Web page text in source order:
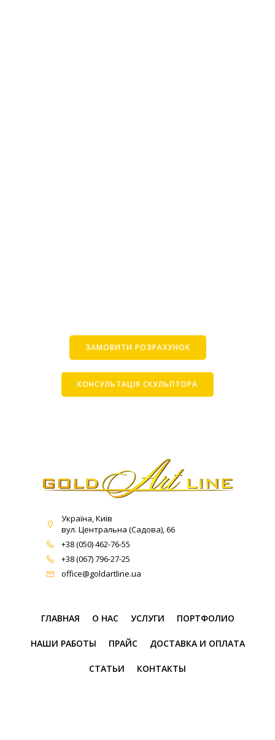
ЗАМОВИТИ РОЗРАХУНОК
КОНСУЛЬТАЦІЯ СКУЛЬПТОРА
Україна, Київ
вул. Центральна (Садова), 66
+38 (050) 462-76-55
+38 (067) 796-27-25
office@goldartline.ua
ГЛАВНАЯ О НАС УСЛУГИ ПОРТФОЛИО
НАШИ РАБОТЫ ПРАЙС ДОСТАВКА И ОПЛАТА
СТАТЬИ КОНТАКТЫ